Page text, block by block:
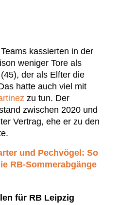
kassierten in der
weniger Tore als
der als Elfter die
hatte auch viel mit
zu tun. Der
zwischen 2020 und
Vertrag, ehe er zu den
und Pechvögel: So
RB-Sommerabgänge
für RB Leipzig